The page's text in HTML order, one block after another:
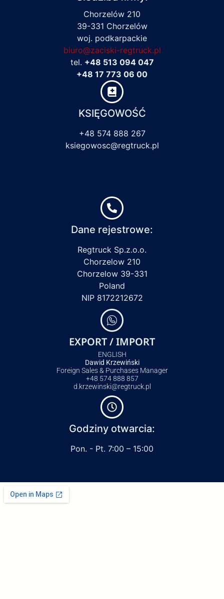
Chorzelów 210
39-331 Chorzelów
woj. podkarpackie
biuro@zaciski-regtruck.pl
tel. +48 513 094 047
+48 17 773 06 00
KSIĘGOWOŚĆ
+48 574 888 267
ksiegowosc@regtruck.pl
Dane rejestrowe:
Regtruck Sp.z.o.o.
Chorzelow 210
Chorzelow 39-331
Poland
NIP 8172212672
EXPORT / IMPORT
ENGLISH
Dawid Krzewiński
Foreign Sales & Purchases Manager
+48 574 888 857
d.krzewinski@regtruck.pl
Godziny otwarcia:
Pon. - Pt. 7:00 – 15:00